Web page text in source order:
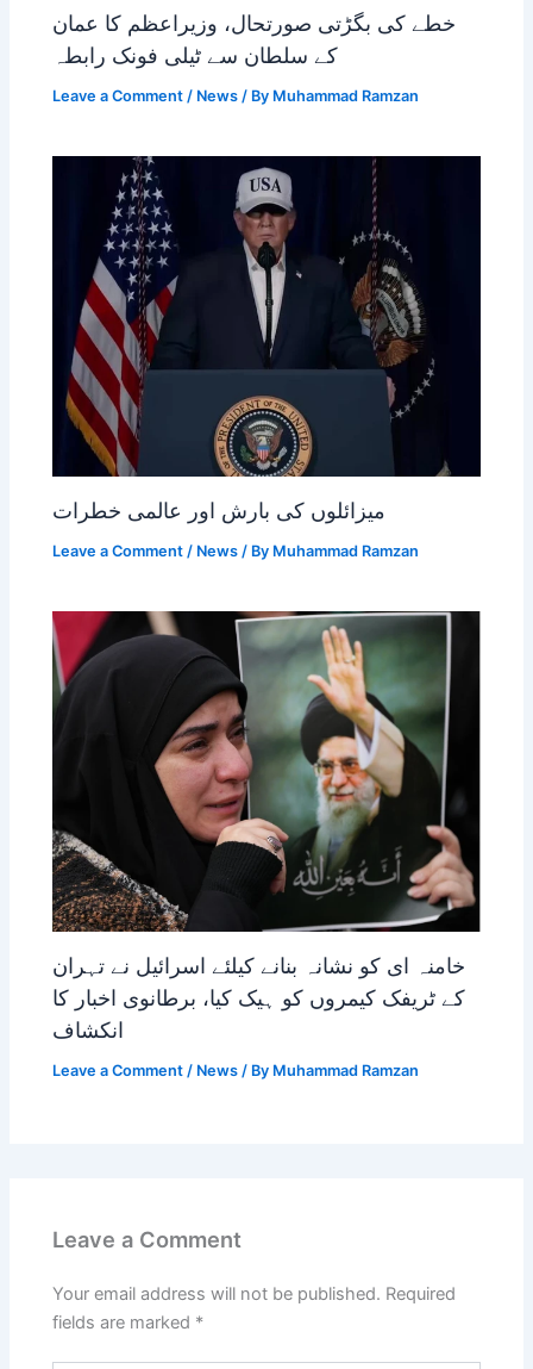
خطے کی بگڑتی صورتحال، وزیراعظم کا عمان
کے سلطان سے ٹیلی فونک رابطہ
Leave a Comment / News / By Muhammad Ramzan
میزائلوں کی بارش اور عالمی خطرات
Leave a Comment / News / By Muhammad Ramzan
خامنہ ای کو نشانہ بنانے کیلئے اسرائیل نے تہران
کے ٹریفک کیمروں کو ہیک کیا، برطانوی اخبار کا
انکشاف
Leave a Comment / News / By Muhammad Ramzan
Leave a Comment
Your email address will not be published. Required
fields are marked *